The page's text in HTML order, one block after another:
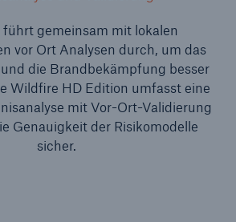
führt gemeinsam mit lokalen
vor Ort Analysen durch, um das
die Brandbekämpfung besser
Wildfire HD Edition umfasst eine
mit Vor-Ort-Validierung
Genauigkeit der Risikomodelle
sicher.